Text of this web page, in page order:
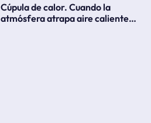
Cúpula de calor. Cuando la
atmósfera atrapa aire caliente